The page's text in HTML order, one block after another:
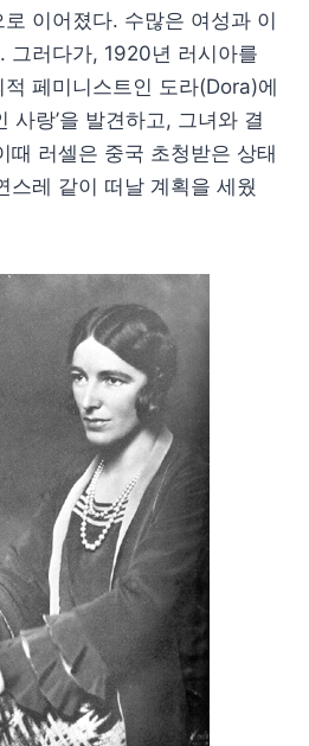
이어졌다. 수많은 여성과 이
그러다가, 1920년 러시아를
페미니스트인 도라(Dora)에
사랑’을 발견하고, 그녀와 결
때 러셀은 중국 초청받은 상태
스레 같이 떠날 계획을 세웠